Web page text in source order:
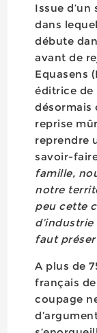
Issue
dans
débute
avant de
Equasens
éditrice de
désormais
reprise
reprendre
savoir-
famille,
notre
peu cette
faut
A plus de
français
coupage